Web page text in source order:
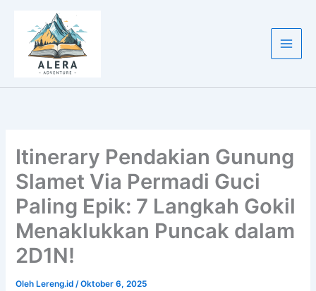
konten
Itinerary Pendakian Gunung
Slamet Via Permadi Guci
Paling Epik: 7 Langkah Gokil
Menaklukkan Puncak dalam
2D1N!
Oleh Lereng.id/Oktober 6, 2025